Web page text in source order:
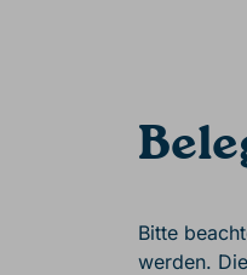
Bitte
werden.